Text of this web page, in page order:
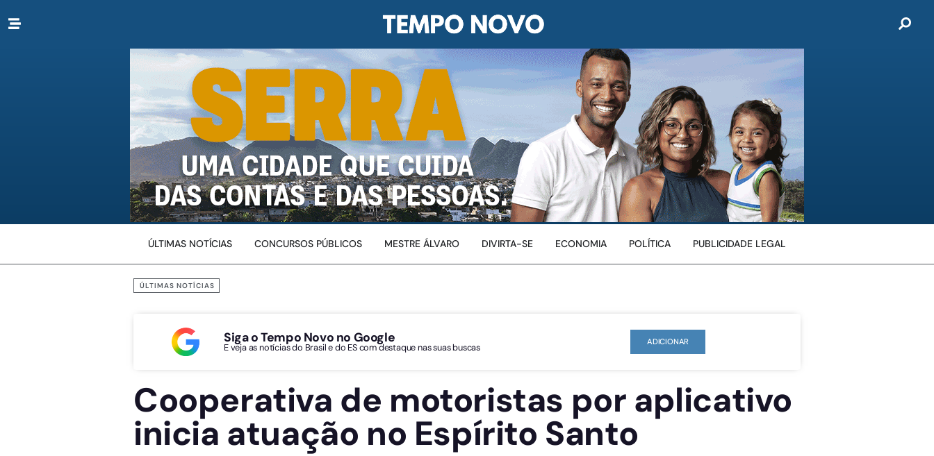
ÚLTIMAS NOTÍCIAS CONCURSOS PÚBLICOS MESTRE ÁLVARO DIVIRTA-SE ECONOMIA POLÍTICA PUBLICIDADE LEGAL
ÚLTIMAS NOTÍCIAS
Siga o Tempo Novo no Google
E veja as notícias do Brasil e do ES com destaque nas suas buscas ADICIONAR
Cooperativa de motoristas por aplicativo
inicia atuação no Espírito Santo